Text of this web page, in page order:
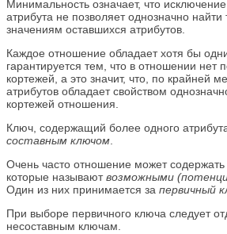
Минимальность означает, что
атрибута не позволяет однозначно
значениям оставшихся атрибутов.
Каждое отношение обладает хотя бы
гарантируется тем, что в отношении нет
кортежей, а это значит, что, по крайней
атрибутов обладает свойством
кортежей отношения.
Ключ, содержащий более одного
составным ключом.
Очень часто отношение может содержать
которые называютвозможными
Один из них принимается за первичный
При выборе первичного ключа следует
несоставным ключам.